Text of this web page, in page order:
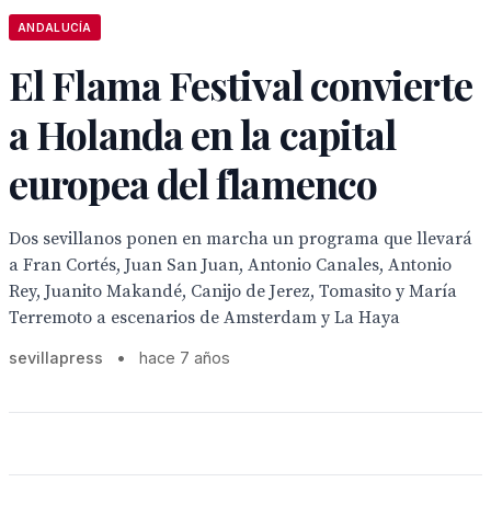
ANDALUCÍA
El Flama Festival convierte
a Holanda en la capital
europea del flamenco
Dos sevillanos ponen en marcha un programa que llevará
a Fran Cortés, Juan San Juan, Antonio Canales, Antonio
Rey, Juanito Makandé, Canijo de Jerez, Tomasito y María
Terremoto a escenarios de Amsterdam y La Haya
sevillapress • hace 7 años